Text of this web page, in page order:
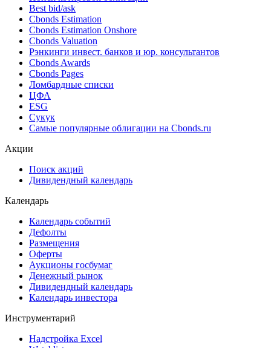
Поиск облигаций & Карты рынка
Поиск облигаций (ИИ)
Ближайшие размещения (Россия)
Поиск котировок облигаций
Best bid/ask
Cbonds Estimation
Cbonds Estimation Onshore
Cbonds Valuation
Рэнкинги инвест. банков и юр. консультантов
Cbonds Awards
Cbonds Pages
Ломбардные списки
ESG
Самые популярные облигации на Cbonds.ru
Дивидендный календарь
Календарь
Календарь событий
Дефолты
Размещения
Оферты
Денежный рынок
Календарь инвестора